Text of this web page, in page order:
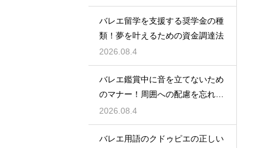
バレエ留学を支援する奨学金の種
類！夢を叶えるための資金調達法
2026.08.4
バレエ鑑賞中に音を立てないため
のマナー！周囲への配慮を忘れず
に
2026.08.4
バレエ用語のクドゥピエの正しい